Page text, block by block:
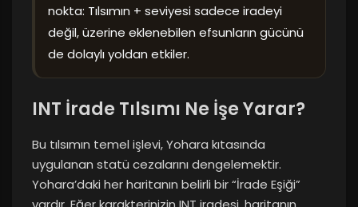
nokta: Tılsımın + seviyesi sadece iradeyi
değil, üzerine eklenebilen efsunların gücünü
de dolaylı yoldan etkiler.
INT İrade Tılsımı Ne İşe Yarar?
Bu tılsımın temel işlevi, Yohara kıtasında
uygulanan statü cezalarını dengelemektir.
Yohara’daki her haritanın belirli bir “İrade Eşiği”